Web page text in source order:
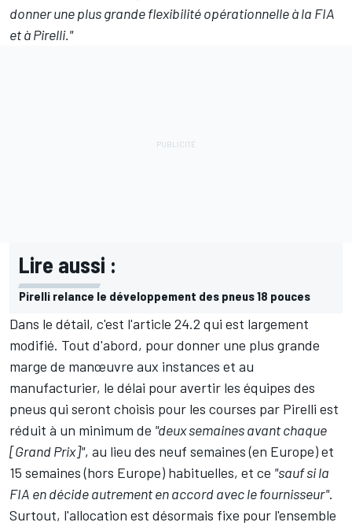
donner une plus grande flexibilité opérationnelle à la FIA
et à Pirelli."
Lire aussi :
Pirelli relance le développement des pneus 18 pouces
Dans le détail, c'est l'article 24.2 qui est largement
modifié. Tout d'abord, pour donner une plus grande
marge de manœuvre aux instances et au
manufacturier, le délai pour avertir les équipes des
pneus qui seront choisis pour les courses par Pirelli est
réduit à un minimum de "deux semaines avant chaque
[Grand Prix]", au lieu des neuf semaines (en Europe) et
15 semaines (hors Europe) habituelles, et ce "sauf si la
FIA en décide autrement en accord avec le fournisseur".
Surtout, l'allocation est désormais fixe pour l'ensemble